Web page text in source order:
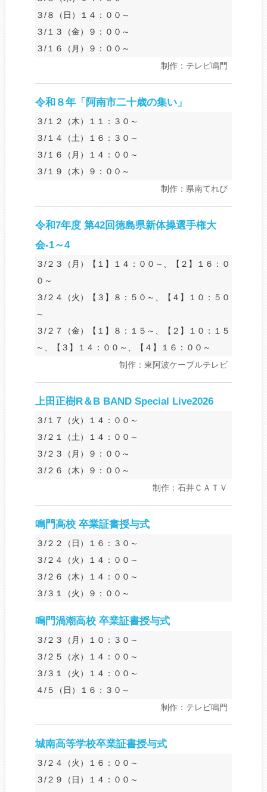
３/８（日）１４：００～
３/１３（金）９：００～
３/１６（月）９：００～
制作：テレビ鳴門
令和８年「阿南市二十歳の集い」
３/１２（木）１１：３０～
３/１４（土）１６：３０～
３/１６（月）１４：００～
３/１９（木）９：００～
制作：県南てれび
令和7年度 第42回徳島県新体操選手権大
会-1～4
３/２３（月）【１】１４：００～、【２】１６：０
０～
３/２４（火）【３】８：５０～、【４】１０：５０
～
３/２７（金）【１】８：１５～、【２】１０：１５
～、【３】１４：００～、【４】１６：００～
制作：東阿波ケーブルテレビ
上田正樹R＆B BAND Special Live2026
３/１７（火）１４：００～
３/２１（土）１４：００～
３/２３（月）９：００～
３/２６（木）９：００～
制作：石井ＣＡＴＶ
鳴門高校 卒業証書授与式
３/２２（日）１６：３０～
３/２４（火）１４：００～
３/２６（木）１４：００～
３/３１（火）９：００～
鳴門渦潮高校 卒業証書授与式
３/２３（月）１０：３０～
３/２５（水）１４：００～
３/３１（火）１４：００～
４/５（日）１６：３０～
制作：テレビ鳴門
城南高等学校卒業証書授与式
３/２４（火）１６：００～
３/２９（日）１４：００～